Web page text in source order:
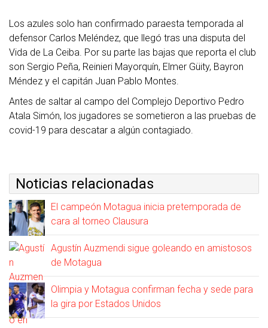
Los azules solo han confirmado paraesta temporada al
defensor Carlos Meléndez, que llegó tras una disputa del
Vida de La Ceiba. Por su parte las bajas que reporta el club
son Sergio Peña, Reinieri Mayorquín, Elmer Güity, Bayron
Méndez y el capitán Juan Pablo Montes.
Antes de saltar al campo del Complejo Deportivo Pedro
Atala Simón, los jugadores se sometieron a las pruebas de
covid-19 para descatar a algún contagiado.
Noticias relacionadas
El campeón Motagua inicia pretemporada de
cara al torneo Clausura
Agustín Auzmendi sigue goleando en amistosos
de Motagua
Olimpia y Motagua confirman fecha y sede para
la gira por Estados Unidos